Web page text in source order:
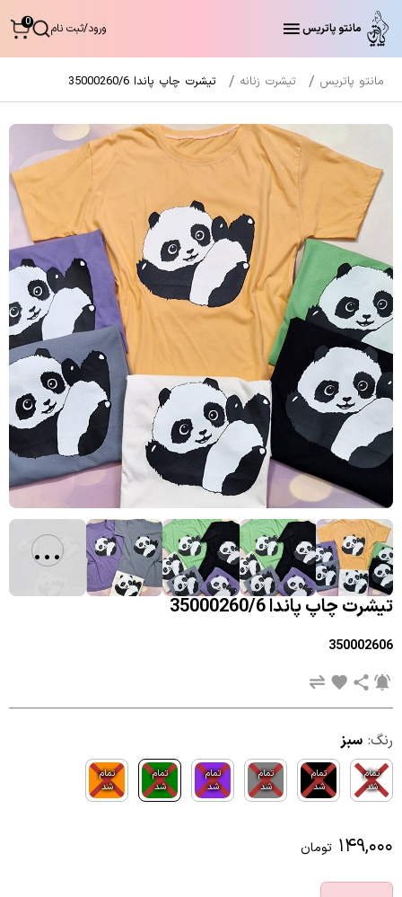
مانتو پاتریس ورود/ثبت نام 0
مانتو پاتریس تیشرت زنانه تیشرت چاپ پاندا 35000260/6
تیشرت چاپ پاندا 35000260/6
350002606
رنگ: سبز
تمام
شد
تمام
شد
تمام
شد
تمام
شد
تمام
شد
تمام
شد
۱۴۹,۰۰۰ تومان
...